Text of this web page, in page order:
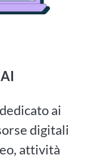
ai
digitali
attività